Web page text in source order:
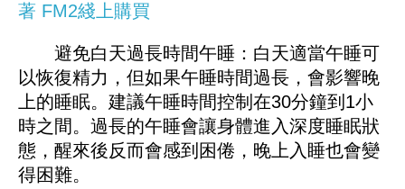
著 FM2綫上購買
避免白天過長時間午睡：白天適當午睡可
以恢復精力，但如果午睡時間過長，會影響晚
上的睡眠。建議午睡時間控制在30分鐘到1小
時之間。過長的午睡會讓身體進入深度睡眠狀
態，醒來後反而會感到困倦，晚上入睡也會變
得困難。